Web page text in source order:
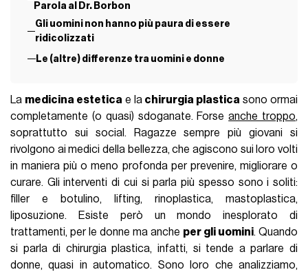
Parola al Dr. Borbon
Gli uomini non hanno più paura di essere
ridicolizzati
Le (altre) differenze tra uomini e donne
La medicina esteticae la chirurgia plastica sono ormai
completamente (o quasi) sdoganate. Forseanche troppo,
soprattutto sui social. Ragazze sempre più giovani si
rivolgono ai medici della bellezza, che agiscono sui loro volti
in maniera più o meno profonda per prevenire, migliorare o
curare. Gli interventi di cui si parla più spesso sono i soliti:
filler e botulino, lifting, rinoplastica, mastoplastica,
liposuzione. Esiste però un mondo inesplorato di
trattamenti, per le donne ma anche per gli uomini. Quando
si parla di chirurgia plastica, infatti, si tende a parlare di
donne, quasi in automatico. Sono loro che analizziamo,